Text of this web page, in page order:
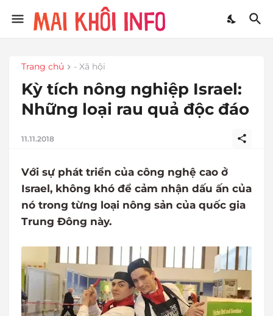
Trang chủ - Xã hội
Kỳ tích nông nghiệp Israel:
Những loại rau quả độc đáo
11.11.2018
Với sự phát triển của công nghệ cao ở
Israel, không khó để cảm nhận dấu ấn của
nó trong từng loại nông sản của quốc gia
Trung Đông này.